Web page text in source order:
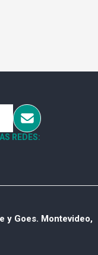
REDES:
y Goes. Montevideo,